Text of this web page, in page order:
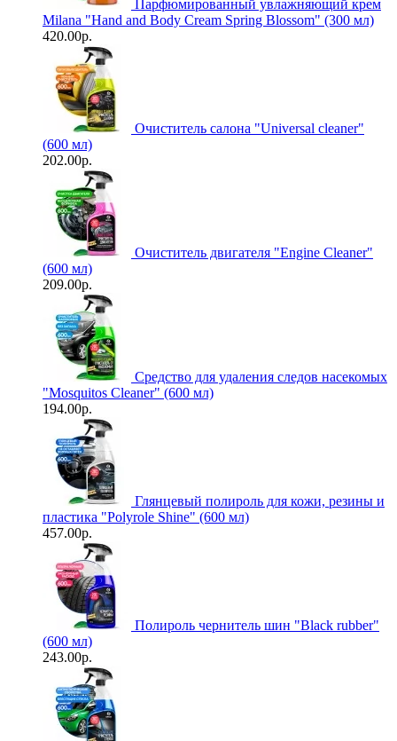
Парфюмированный увлажняющий крем
Milana "Hand and Body Cream Spring Blossom" (300 мл)
420.00р.
Очиститель салона "Universal сleaner"
(600 мл)
202.00р.
Очиститель двигателя "Engine Cleaner"
(600 мл)
209.00р.
Средство для удаления следов насекомых
"Mosquitos Cleaner" (600 мл)
194.00р.
Глянцевый полироль для кожи, резины и
пластика "Polyrole Shine" (600 мл)
457.00р.
Полироль чернитель шин "Black rubber"
(600 мл)
243.00р.